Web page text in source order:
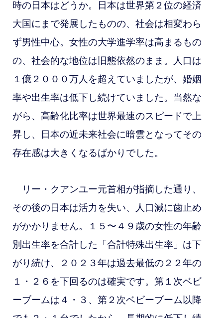
時の日本はどうか。
日本は世界第２位の経済
大国にまで発展したものの、社会は相変わら
ず男性中心。女性の大学進学率は高まるもの
の、社会的な地位は旧態依然のまま。人口は
１億２０００万人を超えていましたが、婚姻
率や出生率は低下し続けていました。当然な
がら、高齢化比率は世界最速のスピードで上
昇し、日本の近未来社会に暗雲となってその
存在感は大きくなるばかりでした。
リー・クアンユー元首相が指摘した通り、
その後の日本は活力を失い、人口減に歯止め
がかかりません。１５〜４９ 歳の女性の年齢
別出生率を合計した 「合計特殊出生率」は下
がり続け、２０２３年は過去最低の２２年の
１・２６を下回るのは確実です。第１次ベビ
ーブームは４・３、第２次ベビーブーム以降